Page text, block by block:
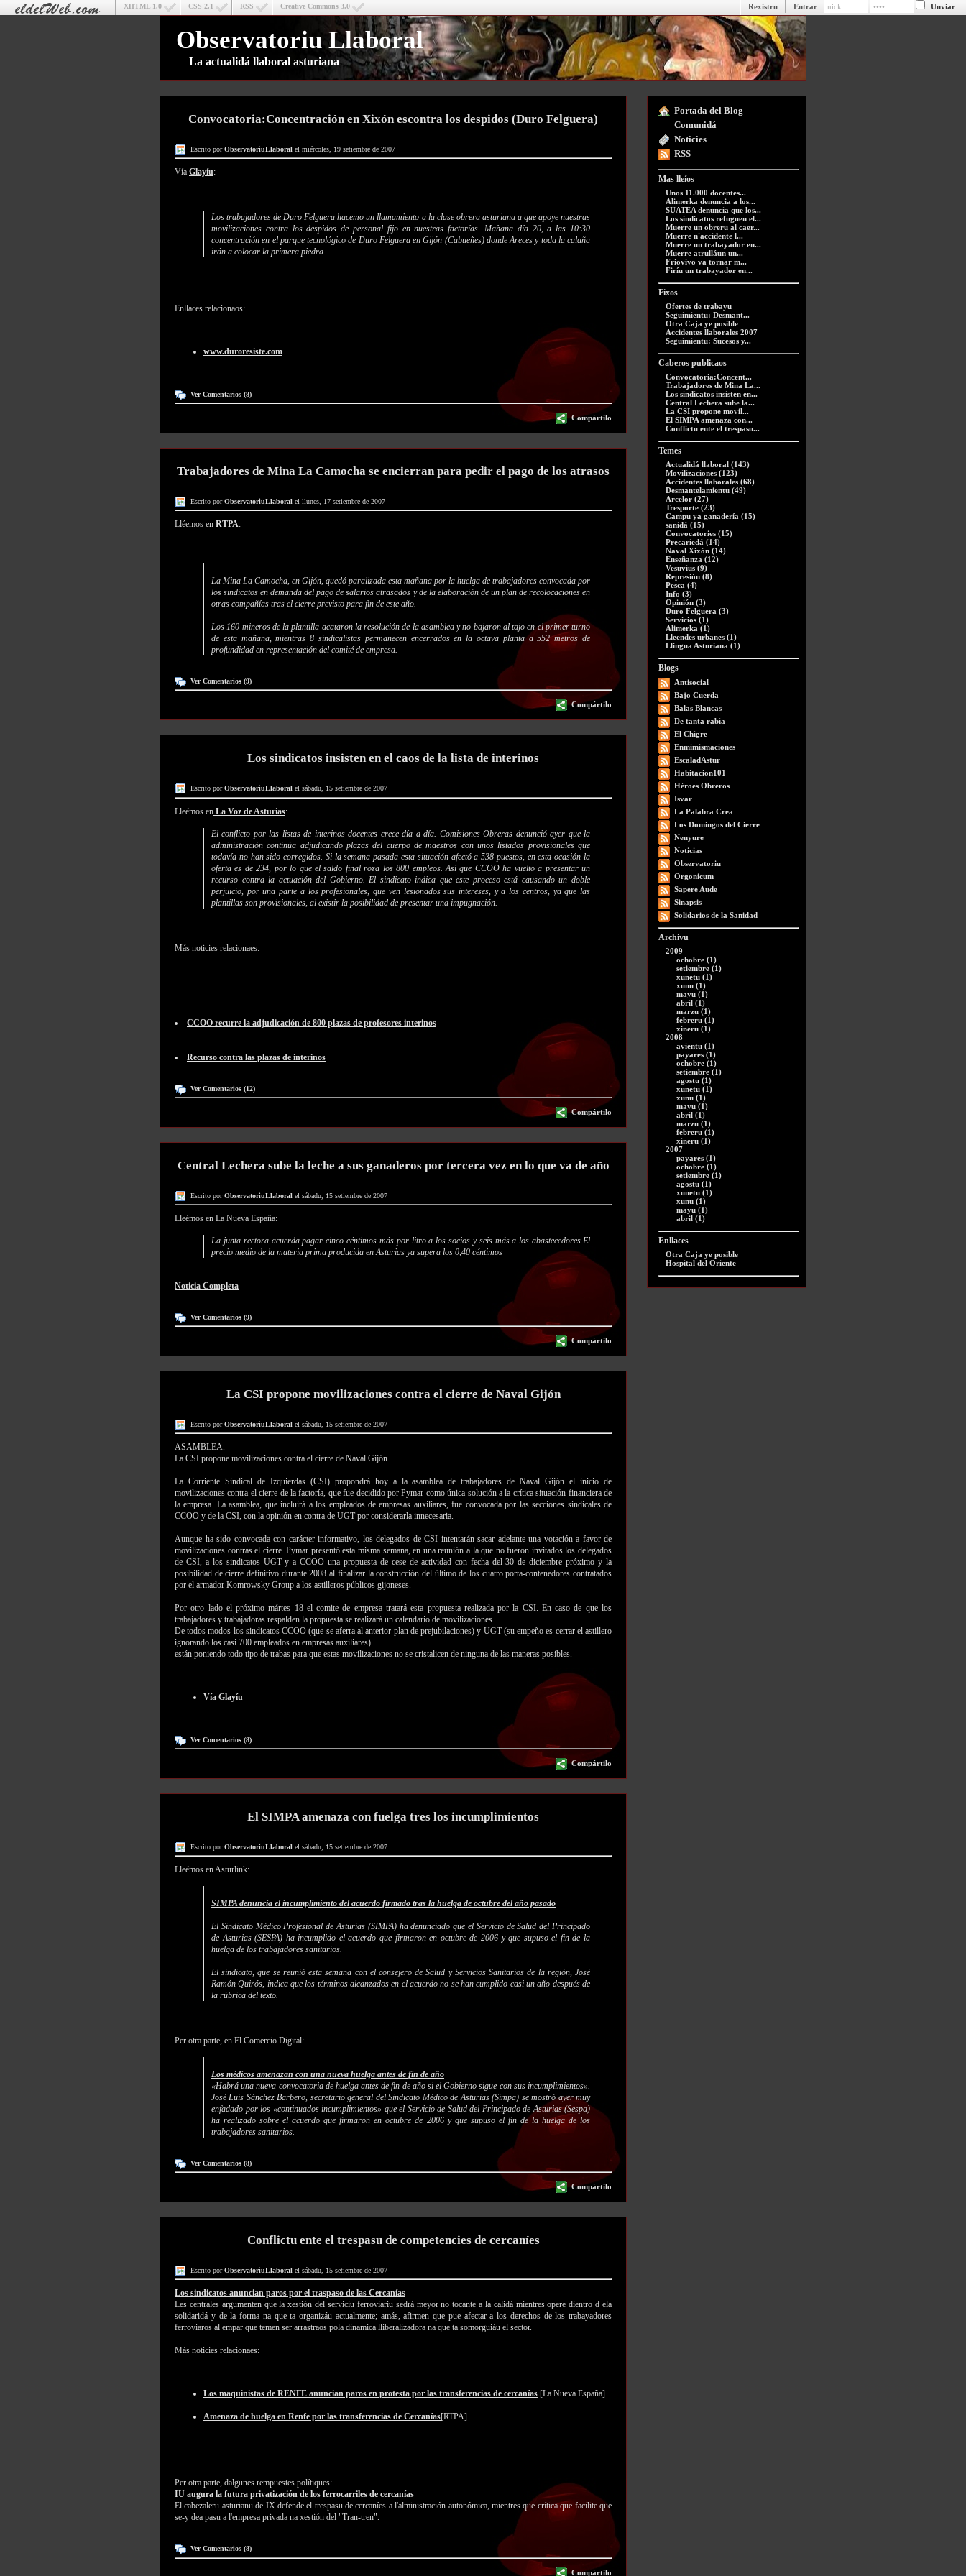
Creative Commons 3.0
RSS
CSS 2.1
XHTML 1.0 Entrar
Rexistru
Observatoriu Llaboral
La actualidá llaboral asturiana
Portada del Blog
Comunidá
Noticies
RSS
Mas lleíos
Unos 11.000 docentes...
Alimerka denuncia a los...
SUATEA denuncia que los...
Los sindicatos refuguen el...
Muerre un obreru al caer...
Muerre n'accidente l...
Muerre un trabayador en...
Muerre atrulláun un...
Friovivo va tornar m...
Firíu un trabayador en...
Fixos
Ofertes de trabayu
Seguimientu: Desmant...
Otra Caja ye posible
Accidentes llaborales 2007
Seguimientu: Sucesos y...
Caberos publicaos
Convocatoria:Concent...
Trabajadores de Mina La...
Los sindicatos insisten en...
Central Lechera sube la...
La CSI propone movil...
El SIMPA amenaza con...
Conflictu ente el trespasu...
Temes
Actualidá llaboral (143)
Movilizaciones (123)
Accidentes llaborales (68)
Desmantelamientu (49)
Arcelor (27)
Tresporte (23)
Campu ya ganadería (15)
sanidá (15)
Convocatories (15)
Precariedá (14)
Naval Xixón (14)
Enseñanza (12)
Vesuvius (9)
Represión (8)
Pesca (4)
Info (3)
Opinión (3)
Duro Felguera (3)
Servicios (1)
Alimerka (1)
Lleendes urbanes (1)
Llingua Asturiana (1)
Blogs
Antisocial
Bajo Cuerda
Balas Blancas
De tanta rabia
El Chigre
Enmimismaciones
EscaladAstur
Habitacion101
Héroes Obreros
Isvar
La Palabra Crea
Los Domingos del Cierre
Nenyure
Noticias
Observatoriu
Orgonicum
Sapere Aude
Sinapsis
Solidarios de la Sanidad
Archivu
2009
ochobre (1)
setiembre (1)
xunetu (1)
xunu (1)
mayu (1)
abril (1)
marzu (1)
febreru (1)
xineru (1)
2008
avientu (1)
payares (1)
ochobre (1)
setiembre (1)
agostu (1)
xunetu (1)
xunu (1)
mayu (1)
abril (1)
marzu (1)
febreru (1)
xineru (1)
2007
payares (1)
ochobre (1)
setiembre (1)
agostu (1)
xunetu (1)
xunu (1)
mayu (1)
abril (1)
Enllaces
Otra Caja ye posible
Hospital del Oriente
Convocatoria:Concentración en Xixón escontra los despidos (Duro Felguera)
Escrito porObservatoriuLlaboral el miércoles, 19 setiembre de 2007
Vía Glayíu:
Los trabajadores de Duro Felguera hacemo un llamamiento a la clase obrera asturiana a que apoye nuestras
movilizaciones contra los despidos de personal fijo en nuestras factorías. Mañana día 20, a las 10:30
concentración en el parque tecnológico de Duro Felguera en Gijón (Cabueñes) donde Areces y toda la calaña
irán a colocar la primera piedra.
Enllaces relacionaos:
www.duroresiste.com
Ver Comentarios (8)
Compártilo
Trabajadores de Mina La Camocha se encierran para pedir el pago de los atrasos
Escrito porObservatoriuLlaboral el llunes, 17 setiembre de 2007
Lléemos en RTPA:
La Mina La Camocha, en Gijón, quedó paralizada esta mañana por la huelga de trabajadores convocada por
los sindicatos en demanda del pago de salarios atrasados y de la elaboración de un plan de recolocaciones en
otras compañías tras el cierre previsto para fin de este año.
Los 160 mineros de la plantilla acataron la resolución de la asamblea y no bajaron al tajo en el primer turno
de esta mañana, mientras 8 sindicalistas permanecen encerrados en la octava planta a 552 metros de
profundidad en representación del comité de empresa.
Ver Comentarios (9)
Compártilo
Los sindicatos insisten en el caos de la lista de interinos
Escrito porObservatoriuLlaboral el sábadu, 15 setiembre de 2007
Lleémos en La Voz de Asturias:
El conflicto por las listas de interinos docentes crece día a día. Comisiones Obreras denunció ayer que la
administración continúa adjudicando plazas del cuerpo de maestros con unos listados provisionales que
todavía no han sido corregidos. Si la semana pasada esta situación afectó a 538 puestos, en esta ocasión la
oferta es de 234, por lo que el saldo final roza los 800 empleos. Así que CCOO ha vuelto a presentar un
recurso contra la actuación del Gobierno. El sindicato indica que este proceso está causando un doble
perjuicio, por una parte a los profesionales, que ven lesionados sus intereses, y a los centros, ya que las
plantillas son provisionales, al existir la posibilidad de presentar una impugnación.
Más noticies relacionaes:
CCOO recurre la adjudicación de 800 plazas de profesores interinos
Recurso contra las plazas de interinos
Ver Comentarios (12)
Compártilo
Central Lechera sube la leche a sus ganaderos por tercera vez en lo que va de año
Escrito porObservatoriuLlaboral el sábadu, 15 setiembre de 2007
Lleémos en La Nueva España:
La junta rectora acuerda pagar cinco céntimos más por litro a los socios y seis más a los abastecedores.El
precio medio de la materia prima producida en Asturias ya supera los 0,40 céntimos
Noticia Completa
Ver Comentarios (9)
Compártilo
La CSI propone movilizaciones contra el cierre de Naval Gijón
Escrito porObservatoriuLlaboral el sábadu, 15 setiembre de 2007
ASAMBLEA.
La CSI propone movilizaciones contra el cierre de Naval Gijón
La Corriente Sindical de Izquierdas (CSI) propondrá hoy a la asamblea de trabajadores de Naval Gijón el inicio de
movilizaciones contra el cierre de la factoría, que fue decidido por Pymar como única solución a la crítica situación financiera de
la empresa. La asamblea, que incluirá a los empleados de empresas auxiliares, fue convocada por las secciones sindicales de
CCOO y de la CSI, con la opinión en contra de UGT por considerarla innecesaria.
Aunque ha sido convocada con carácter informativo, los delegados de CSI intentarán sacar adelante una votación a favor de
movilizaciones contras el cierre. Pymar presentó esta misma semana, en una reunión a la que no fueron invitados los delegados
de CSI, a los sindicatos UGT y a CCOO una propuesta de cese de actividad con fecha del 30 de diciembre próximo y la
posibilidad de cierre definitivo durante 2008 al finalizar la construcción del último de los cuatro porta-contenedores contratados
por el armador Komrowsky Group a los astilleros públicos gijoneses.
Por otro lado el próximo mártes 18 el comite de empresa tratará esta propuesta realizada por la CSI. En caso de que los
trabajadores y trabajadoras respalden la propuesta se realizará un calendario de movilizaciones.
De todos modos los sindicatos CCOO (que se aferra al anterior plan de prejubilaciones) y UGT (su empeño es cerrar el astillero
ignorando los casi 700 empleados en empresas auxiliares)
están poniendo todo tipo de trabas para que estas movilizaciones no se cristalicen de ninguna de las maneras posibles.
Vía Glayíu
Ver Comentarios (8)
Compártilo
El SIMPA amenaza con fuelga tres los incumplimientos
Escrito porObservatoriuLlaboral el sábadu, 15 setiembre de 2007
Lleémos en Asturlink:
SIMPA denuncia el incumplimiento del acuerdo firmado tras la huelga de octubre del año pasado
El Sindicato Médico Profesional de Asturias (SIMPA) ha denunciado que el Servicio de Salud del Principado
de Asturias (SESPA) ha incumplido el acuerdo que firmaron en octubre de 2006 y que supuso el fin de la
huelga de los trabajadores sanitarios.
El sindicato, que se reunió esta semana con el consejero de Salud y Servicios Sanitarios de la región, José
Ramón Quirós, indica que los términos alcanzados en el acuerdo no se han cumplido casi un año después de
la rúbrica del texto.
Per otra parte, en El Comercio Digital:
Los médicos amenazan con una nueva huelga antes de fin de año
«Habrá una nueva convocatoria de huelga antes de fin de año si el Gobierno sigue con sus incumplimientos».
José Luis Sánchez Barbero, secretario general del Sindicato Médico de Asturias (Simpa) se mostró ayer muy
enfadado por los «continuados incumplimientos» que el Servicio de Salud del Principado de Asturias (Sespa)
ha realizado sobre el acuerdo que firmaron en octubre de 2006 y que supuso el fin de la huelga de los
trabajadores sanitarios.
Ver Comentarios (8)
Compártilo
Conflictu ente el trespasu de competencies de cercaníes
Escrito porObservatoriuLlaboral el sábadu, 15 setiembre de 2007
Los sindicatos anuncian paros por el traspaso de las Cercanías
Les centrales argumenten que la xestión del serviciu ferroviariu sedrá meyor no tocante a la calidá mientres opere dientro d ela
solidaridá y de la forma na que ta organizáu actualmente; amás, afirmen que pue afectar a los derechos de los trabayadores
ferroviaros al empar que temen ser arrastraos pola dinamica lliberalizadora na que ta somorguiáu el sector.
Más noticies relacionaes:
Los maquinistas de RENFE anuncian paros en protesta por las transferencias de cercanías [La Nueva España]
Amenaza de huelga en Renfe por las transferencias de Cercanías[RTPA]
Per otra parte, dalgunes rempuestes polítiques:
IU augura la futura privatización de los ferrocarriles de cercanías
El cabezaleru asturianu de IX defende el trespasu de cercaníes a l'alministración autonómica, mientres que crítica que facilite que
se-y dea pasu a l'empresa privada na xestión del "Tran-tren".
Ver Comentarios (8)
Compártilo